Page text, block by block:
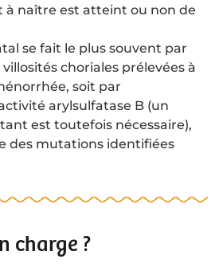
à naître est atteint ou non de
se fait le plus souvent par
choriales prélevées à
soit par
arylsulfatase B (un
est toutefois nécessaire),
des mutations identifiées
charge ?